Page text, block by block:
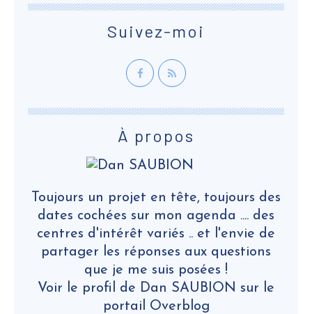
Suivez-moi
À propos
Toujours un projet en tête, toujours des
dates cochées sur mon agenda .... des
centres d'intérêt variés .. et l'envie de
partager les réponses aux questions
que je me suis posées !
Voir le profil de Dan SAUBION sur le
portail Overblog